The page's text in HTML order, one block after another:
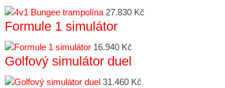
27.830 Kč
Formule 1 simulátor
16.940 Kč
Golfový simulátor duel
31.460 Kč